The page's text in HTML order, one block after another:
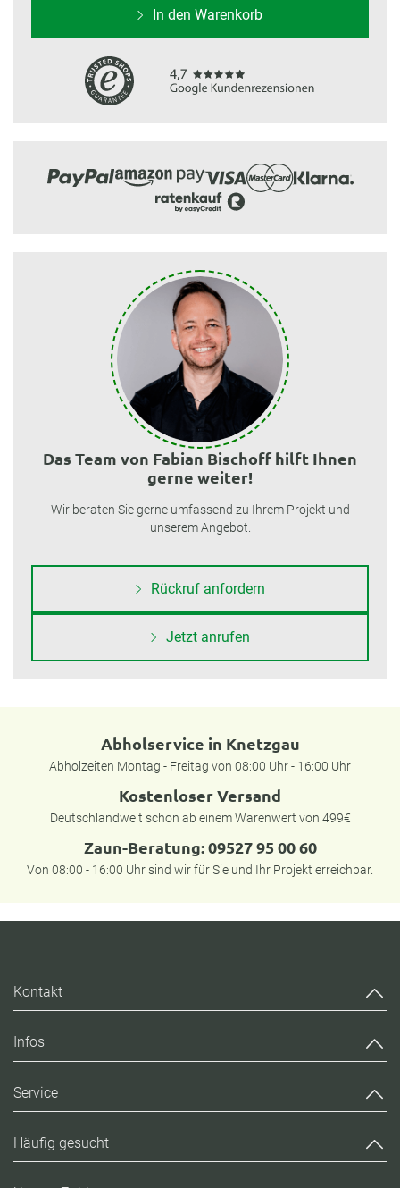
In den Warenkorb
Das Team von Fabian Bischoff hilft Ihnen
gerne weiter!
Wir beraten Sie gerne umfassend zu Ihrem Projekt und
unserem Angebot.
Rückruf anfordern
Jetzt anrufen
Abholservice in Knetzgau
Abholzeiten Montag - Freitag von 08:00 Uhr - 16:00 Uhr
Kostenloser Versand
Deutschlandweit schon ab einem Warenwert von 499€
Zaun-Beratung:09527 95 00 60
Von 08:00 - 16:00 Uhr sind wir für Sie und Ihr Projekt erreichbar.
Kontakt
Infos
Service
Häufig gesucht